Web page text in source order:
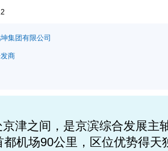
集团有限公司
商
之间，是京滨综合发展主
都机场90公里，区位优势得